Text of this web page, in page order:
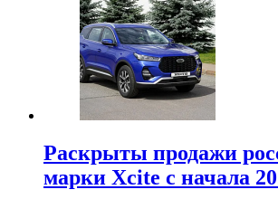
Раскрыты продажи
марки Xcite с начала